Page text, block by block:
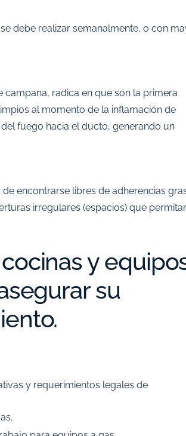
debe realizar semanalmente, o con
radica en que son la primera
al momento de la inflamación de
fuego hacia el ducto, generando un
encontrarse libres de adherencias
irregulares (espacios) que
y
su
y requerimientos legales de